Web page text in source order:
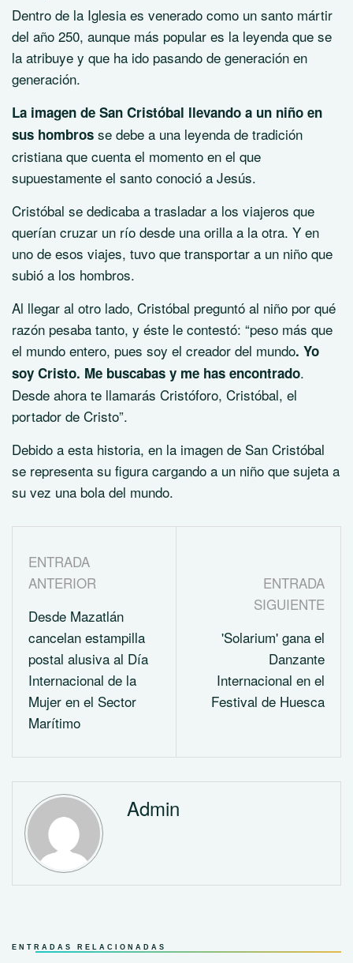
Dentro de la Iglesia es venerado como un santo mártir
del año 250, aunque más popular es la leyenda que se
la atribuye y que ha ido pasando de generación en
generación.
La imagen de San Cristóbal llevando a un niño en
sus hombros se debe a una leyenda de tradición
cristiana que cuenta el momento en el que
supuestamente el santo conoció a Jesús.
Cristóbal se dedicaba a trasladar a los viajeros que
querían cruzar un río desde una orilla a la otra. Y en
uno de esos viajes, tuvo que transportar a un niño que
subió a los hombros.
Al llegar al otro lado, Cristóbal preguntó al niño por qué
razón pesaba tanto, y éste le contestó: “peso más que
el mundo entero, pues soy el creador del mundo. Yo
soy Cristo. Me buscabas y me has encontrado.
Desde ahora te llamarás Cristóforo, Cristóbal, el
portador de Cristo”.
Debido a esta historia, en la imagen de San Cristóbal
se representa su figura cargando a un niño que sujeta a
su vez una bola del mundo.
ENTRADA
ANTERIOR
Desde Mazatlán
cancelan estampilla
postal alusiva al Día
Internacional de la
Mujer en el Sector
Marítimo
ENTRADA
SIGUIENTE
'Solarium' gana el
Danzante
Internacional en el
Festival de Huesca
Admin
ENTRADAS RELACIONADAS